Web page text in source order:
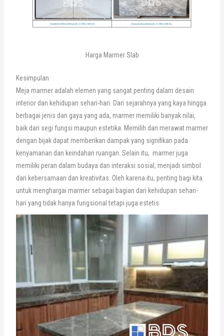
Harga Marmer Slab
Kesimpulan
Meja marmer adalah elemen yang sangat penting dalam desain
interior dan kehidupan sehari-hari. Dari sejarahnya yang kaya hingga
berbagai jenis dan gaya yang ada, marmer memiliki banyak nilai,
baik dari segi fungsi maupun estetika. Memilih dan merawat marmer
dengan bijak dapat memberikan dampak yang signifikan pada
kenyamanan dan keindahan ruangan. Selain itu, marmer juga
memiliki peran dalam budaya dan interaksi sosial, menjadi simbol
dari kebersamaan dan kreativitas. Oleh karena itu, penting bagi kita
untuk menghargai marmer sebagai bagian dari kehidupan sehari-
hari yang tidak hanya fungsional tetapi juga estetis.